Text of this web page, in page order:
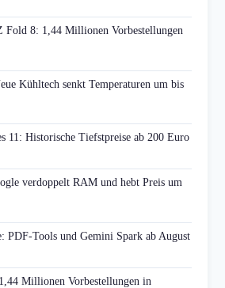
Fold 8: 1,44 Millionen Vorbestellungen
Kühltech senkt Temperaturen um bis
11: Historische Tiefstpreise ab 200 Euro
verdoppelt RAM und hebt Preis um
PDF-Tools und Gemini Spark ab August
Millionen Vorbestellungen in